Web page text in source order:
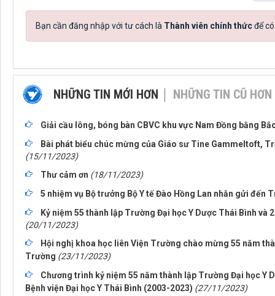
Bạn cần đăng nhập với tư cách là Thành viên chính thứcđể
NHỮNG TIN MỚI HƠN NHỮNG TIN CŨ HƠN
Giải cầu lông, bóng bàn CBVC khu vực Nam Đồng bằng
Bài phát biểu chúc mừng của Giáo sư Tine Gammeltoft,
(15/11/2023)
Thư cảm ơn (18/11/2023)
5 nhiệm vụ Bộ trưởng Bộ Y tế Đào Hồng Lan nhắn gửi đến
Kỷ niệm 55 thành lập Trường Đại học Y Dược Thái Bình và
(20/11/2023)
Hội nghị khoa học liên Viện Trường chào mừng 55 năm
Trường (23/11/2023)
Chương trình kỷ niệm 55 năm thành lập Trường Đại học Y
Bệnh viện Đại học Y Thái Bình (2003-2023) (27/11/2023)